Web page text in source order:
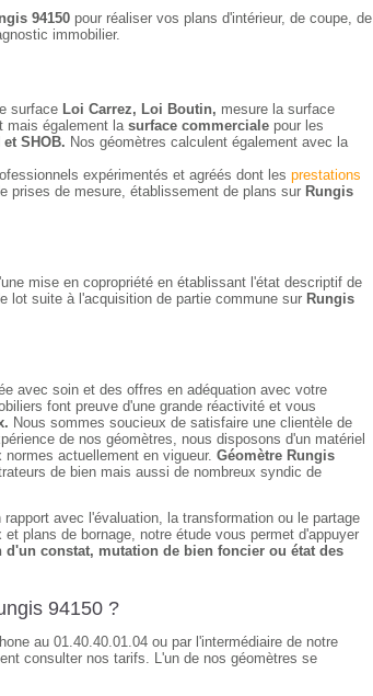
94150 pour réaliser vos plans d'intérieur, de coupe, de
immobilier.
surface Loi Carrez, Loi Boutin, mesure la surface
mais également la surface commerciale pour les
SHOB. Nos géomètres calculent également avec la
expérimentés et agréés dont les prestations
prises de mesure, établissement de plans sur Rungis
mise en copropriété en établissant l'état descriptif de
lot suite à l'acquisition de partie commune sur Rungis
avec soin et des offres en adéquation avec votre
font preuve d'une grande réactivité et vous
Nous sommes soucieux de satisfaire une clientèle de
de nos géomètres, nous disposons d'un matériel
actuellement en vigueur. Géomètre Rungis
de bien mais aussi de nombreux syndic de
avec l'évaluation, la transformation ou le partage
plans de bornage, notre étude vous permet d'appuyer
d'un constat, mutation de bien foncier ou état des
94150 ?
au 01.40.40.01.04 ou par l'intermédiaire de notre
consulter nos tarifs. L'un de nos géomètres se